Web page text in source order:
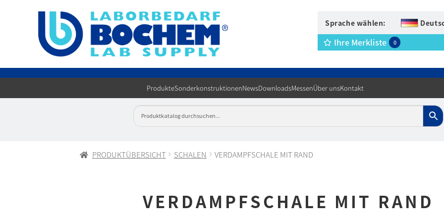
Sprache wählen:
Ihre Merkliste 0
ProdukteSonderkonstruktionenNewsDownloadsMessenÜber unsKontakt
PRODUKTÜBERSICHT SCHALEN VERDAMPFSCHALE MIT RAND
VERDAMPFSCHALE MIT RAND